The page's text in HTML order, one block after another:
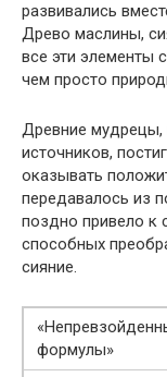
развивались
Древо маслины,
все эти элементы
чем просто
Древние мудрецы,
источников,
оказывать
передавалось из
поздно привело к
способных
сияние.
формулы»